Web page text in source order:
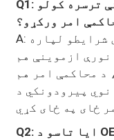
Q1: ایا موږ کولی شو د ځینې ازموینې ترسره کولو
امر ورکړو؟
A: یقینا، موږ خپل محصولات د ډیری شرایطو لپاره
ازموینې هم
د محاکمې امر هم
پیرودونکي د